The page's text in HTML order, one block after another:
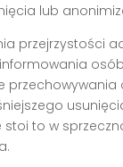
lub
przejrzystości
przechowywania
stoi to w